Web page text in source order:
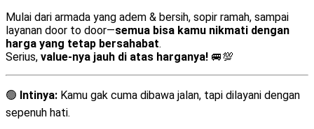
Mulai dari armada yang adem & bersih, sopir ramah, sampai
layanan door to door—semua bisa kamu nikmati dengan
harga yang tetap bersahabat.
Serius, value-nya jauh di atas harganya! 🚐💯
🟢 Intinya: Kamu gak cuma dibawa jalan, tapi dilayani dengan
sepenuh hati.